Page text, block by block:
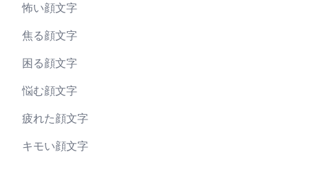
怖い顔文字
焦る顔文字
困る顔文字
悩む顔文字
疲れた顔文字
キモい顔文字